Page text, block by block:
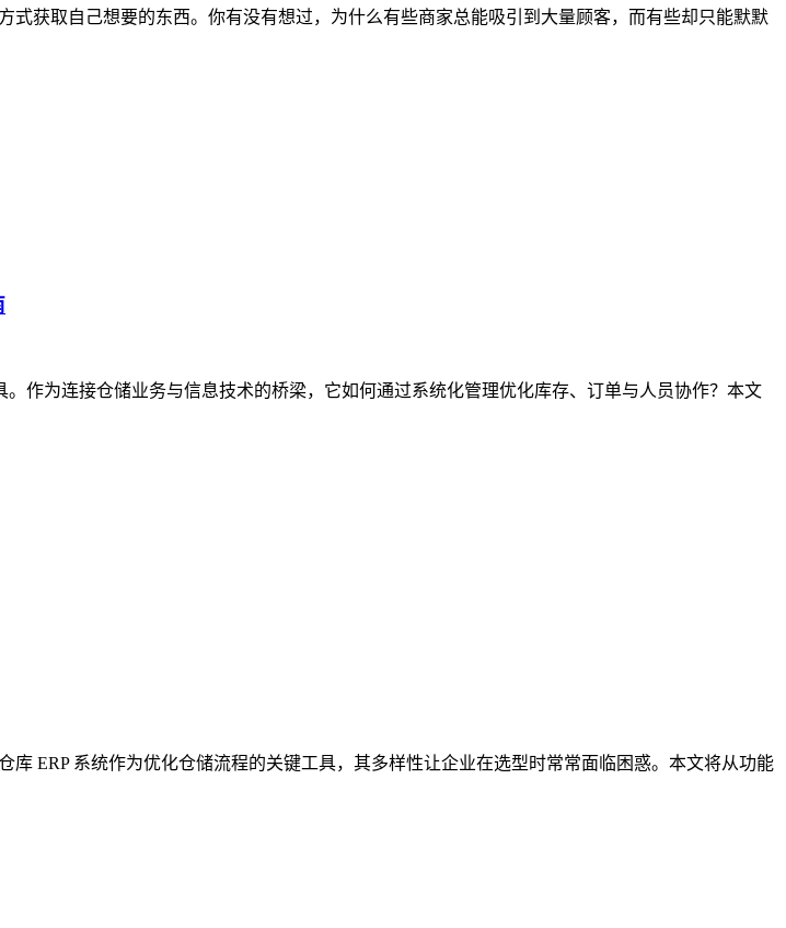
获取自己想要的东西。你有没有想过，为什么有些商家总能吸引到大量顾客，而有些却只能默默
作为连接仓储业务与信息技术的桥梁，它如何通过系统化管理优化库存、订单与人员协作？本文
ERP 系统作为优化仓储流程的关键工具，其多样性让企业在选型时常常面临困惑。本文将从功能